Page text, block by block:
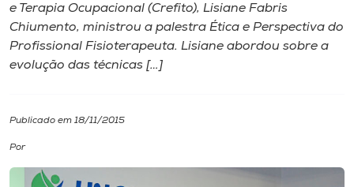
I.nova
Diplomados
e Terapia Ocupacional (Crefito), Lisiane Fabris
Chiumento, ministrou a palestra Ética e Perspectiva do
Profissional Fisioterapeuta. Lisiane abordou sobre a
evolução das técnicas […]
Publicado em 18/11/2015
Por